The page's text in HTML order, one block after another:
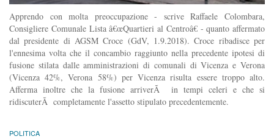
Apprendo con molta preoccupazione - scrive Raffaele Colombara,
Consigliere Comunale Lista â€œQuartieri al Centroâ€ - quanto affermato
dal presidente di AGSM Croce (GdV, 1.9.2018). Croce ribadisce per
l'ennesima volta che il concambio raggiunto nella precedente ipotesi di
fusione stilata dalle amministrazioni di comunali di Vicenza e Verona
(Vicenza 42%, Verona 58%) per Vicenza risulta essere troppo alto.
Afferma inoltre che la fusione arriverÃ in tempi celeri e che si
ridiscuterÃ completamente l'assetto stipulato precedentemente.
POLITICA